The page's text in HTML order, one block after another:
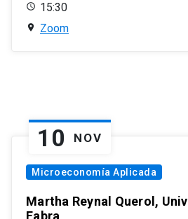
15:30
Zoom
10 NOV
Microeconomía Aplicada
Martha Reynal Querol,
Fabra